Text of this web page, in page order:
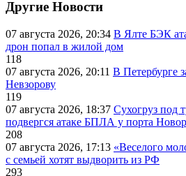
Другие Новости
07 августа 2026, 20:34 В Ялте БЭК
дрон попал в жилой дом
118
07 августа 2026, 20:11 В Петербурге
Невзорову
119
07 августа 2026, 18:37 Сухогруз под
подвергся атаке БПЛА у порта
208
07 августа 2026, 17:13 «Веселого
с семьей хотят выдворить из РФ
293